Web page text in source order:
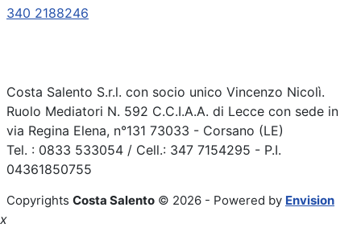
340 2188246
Costa Salento S.r.l. con socio unico Vincenzo Nicolì.
Ruolo Mediatori N. 592 C.C.I.A.A. di Lecce con sede in
via Regina Elena, n°131 73033 - Corsano (LE)
Tel. : 0833 533054 / Cell.: 347 7154295 - P.I.
04361850755
Copyrights Costa Salento © 2026 - Powered by Envision
x